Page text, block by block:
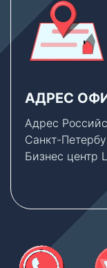
АДРЕС
Адрес
Санкт-
Бизнес центр